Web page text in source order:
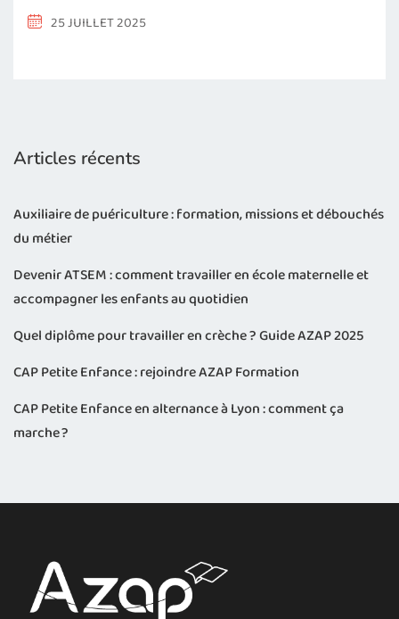
25 JUILLET 2025
Articles récents
Auxiliaire de puériculture : formation, missions et débouchés
du métier
Devenir ATSEM : comment travailler en école maternelle et
accompagner les enfants au quotidien
Quel diplôme pour travailler en crèche ? Guide AZAP 2025
CAP Petite Enfance : rejoindre AZAP Formation
CAP Petite Enfance en alternance à Lyon : comment ça
marche ?